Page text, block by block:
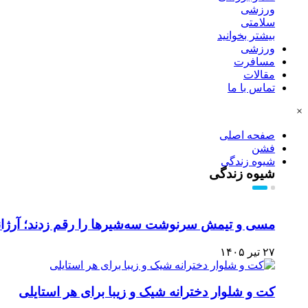
ورزشی
سلامتی
بیشتر بخوانید
ورزشی
مسافرت
مقالات
تماس با ما
×
صفحه اصلی
فشن
شیوه زندگی
شیوه زندگی
مسی و تیمش سرنوشت سه‌شیرها را رقم زدند؛
۲۷ تیر ۱۴۰۵
کت و شلوار دخترانه شیک و زیبا برای هر استایلی